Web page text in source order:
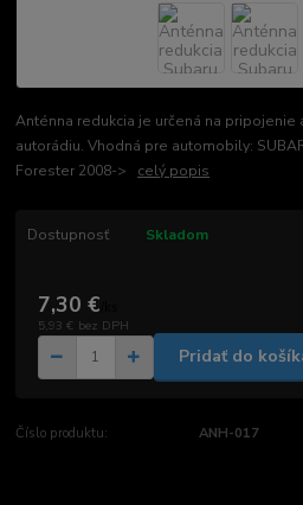
Anténna redukcia je určená na
autorádiu. Vhodná pre automobily:
Forester 2008-> celý popis
Dostupnosť Skladom
7,30 €
5,93 € bez DPH
Pridať do
Číslo produktu: ANH-017